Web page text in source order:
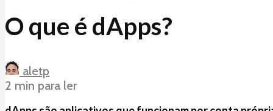
O que é dApps?
aletp
2 min para ler